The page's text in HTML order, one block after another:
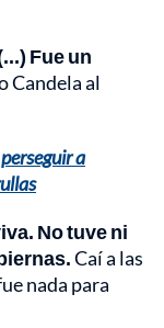
Fue un
Candela al
a
No tuve ni
Caí a las
nada para